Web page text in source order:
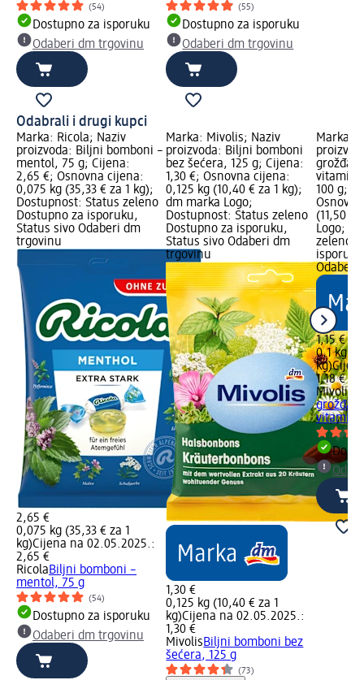
(54)
Dostupno za isporuku
Odaberi dm trgovinu
(55)
Dostupno za isporuku
Odaberi dm trgovinu
Odabrali i drugi kupci
Marka: Ricola; Naziv
proizvoda: Biljni bomboni –
mentol, 75 g; Cijena:
2,65 €; Osnovna cijena:
0,075 kg (35,33 € za 1 kg);
Dostupnost: Status zeleno
Dostupno za isporuku,
Status sivo Odaberi dm
trgovinu
2,65 €
0,075 kg (35,33 € za 1
kg)Cijena na 02.05.2025.:
2,65 €
RicolaBiljni bomboni –
mentol, 75 g
(54)
Dostupno za isporuku
Odaberi dm trgovinu
Marka: Mivolis; Naziv
proizvoda: Biljni bomboni
bez šećera, 125 g; Cijena:
1,30 €; Osnovna cijena:
0,125 kg (10,40 € za 1 kg);
dm marka Logo;
Dostupnost: Status zeleno
Dostupno za isporuku,
Status sivo Odaberi dm
trgovinu
1,30 €
0,125 kg (10,40 € za 1
kg)Cijena na 02.05.2025.:
1,30 €
MivolisBiljni bomboni bez
šećera, 125 g
(73)
Marka:
100 g;
(11,50 €
Logo;
zeleno
Odaberi
1,15 €
0,1 kg
kg)
1,18 €
Mivolis